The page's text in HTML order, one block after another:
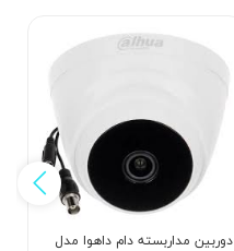
دوربین مداربسته دام داهوا مدل